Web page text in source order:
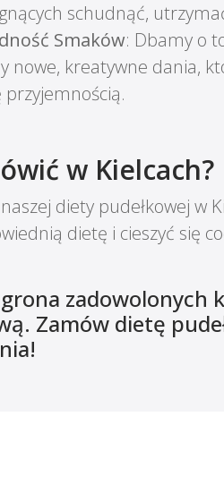
schudnąć,
Smaków: Dbamy o
nowe, kreatywne dania,
przyjemnością.
w Kielcach?
diety pudełkowej w
dietę i cieszyć się
grona
Zamów dietę